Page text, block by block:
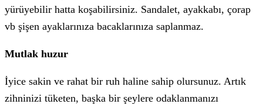
yürüyebilir hatta koşabilirsiniz. Sandalet, ayakkabı, çorap
vb şişen ayaklarınıza bacaklarınıza saplanmaz.
Mutlak huzur
İyice sakin ve rahat bir ruh haline sahip olursunuz. Artık
zihninizi tüketen, başka bir şeylere odaklanmanızı